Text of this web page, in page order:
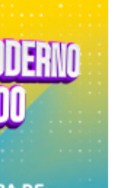
Municipal em um espaço